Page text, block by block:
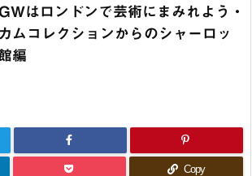
はロンドンで芸術にまみれよう・
ムコレクションからのシャーロッ
編
Copy